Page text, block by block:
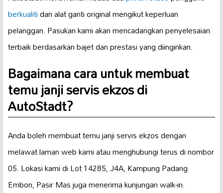
berkualitidan alat ganti original mengikut keperluan
pelanggan. Pasukan kami akan mencadangkan penyelesaian
terbaik berdasarkan bajet dan prestasi yang diinginkan.
Bagaimana cara untuk membuat
temu janji servis ekzos di
AutoStadt?
Anda boleh membuat temu janji servis ekzos dengan
melawat laman web kami atau menghubungi terus di nombor
05. Lokasi kami di Lot 14285, J4A, Kampung Padang
Embon, Pasir Mas juga menerima kunjungan walk-in.